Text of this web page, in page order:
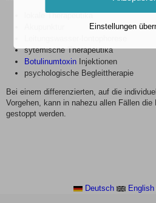
lokale Therapeutika
sytemische Therapeutika
BotulinumtoxinInjektionen
psychologische Begleittherapie
Bei einem differenzierten, auf die
Vorgehen, kann in nahezu allen Fällen
gestoppt werden.
Deutsch English
Einstellungen